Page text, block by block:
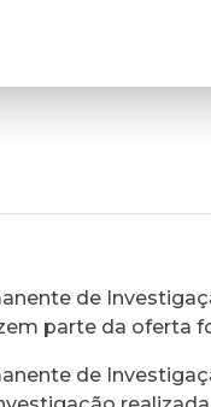
de
parte da oferta
de